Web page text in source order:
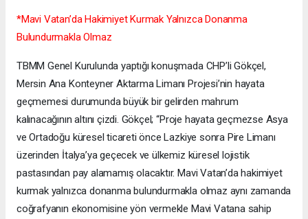
*Mavi Vatan’da Hakimiyet Kurmak Yalnızca Donanma
Bulundurmakla Olmaz
TBMM Genel Kurulunda yaptığı konuşmada CHP’li Gökçel,
Mersin Ana Konteyner Aktarma Limanı Projesi’nin hayata
geçmemesi durumunda büyük bir gelirden mahrum
kalınacağının altını çizdi. Gökçel; “Proje hayata geçmezse Asya
ve Ortadoğu küresel ticareti önce Lazkiye sonra Pire Limanı
üzerinden İtalya’ya geçecek ve ülkemiz küresel lojistik
pastasından pay alamamış olacaktır. Mavi Vatan’da hakimiyet
kurmak yalnızca donanma bulundurmakla olmaz aynı zamanda
coğrafyanın ekonomisine yön vermekle Mavi Vatana sahip